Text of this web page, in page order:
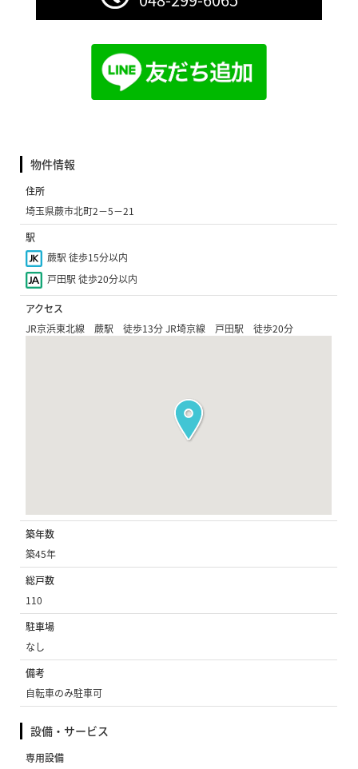
物件情報
住所
埼玉県蕨市北町2−5−21
駅
蕨駅 徒歩15分以内
戸田駅 徒歩20分以内
アクセス
JR京浜東北線 蕨駅 徒歩13分 JR埼京線 戸田駅 徒歩20分
築年数
築45年
総戸数
110
駐車場
なし
備考
自転車のみ駐車可
設備・サービス
専用設備